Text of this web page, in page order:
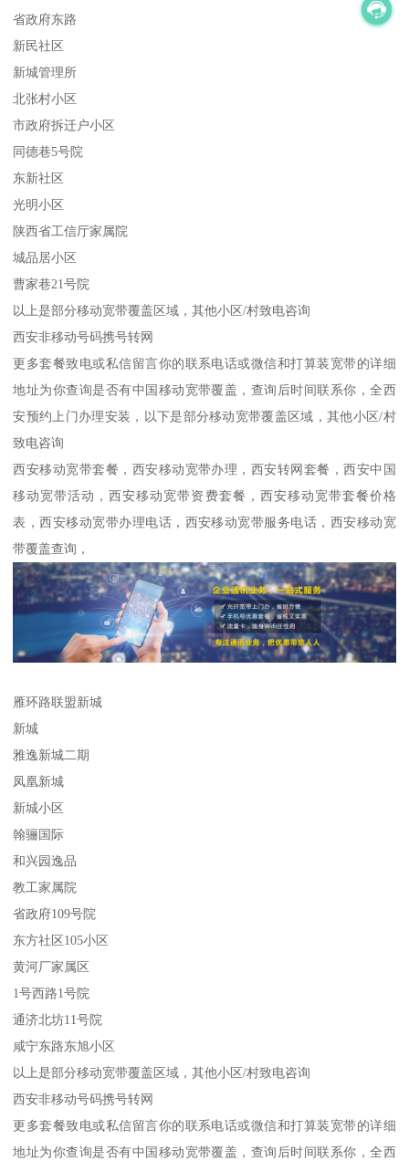
省政府东路
新民社区
新城管理所
北张村小区
市政府拆迁户小区
同德巷5号院
东新社区
光明小区
陕西省工信厅家属院
城品居小区
曹家巷21号院
以上是部分移动宽带覆盖区域，其他小区/村致电咨询
西安非移动号码携号转网
更多套餐致电或私信留言你的联系电话或微信和打算装宽带的详细
地址为你查询是否有中国移动宽带覆盖，查询后时间联系你，全西
安预约上门办理安装，以下是部分移动宽带覆盖区域，其他小区/村
致电咨询
西安移动宽带套餐，西安移动宽带办理，西安转网套餐，西安中国
移动宽带活动，西安移动宽带资费套餐，西安移动宽带套餐价格
表，西安移动宽带办理电话，西安移动宽带服务电话，西安移动宽
带覆盖查询，
雁环路联盟新城
新城
雅逸新城二期
凤凰新城
新城小区
翰骊国际
和兴园逸品
教工家属院
省政府109号院
东方社区105小区
黄河厂家属区
1号西路1号院
通济北坊11号院
咸宁东路东旭小区
以上是部分移动宽带覆盖区域，其他小区/村致电咨询
西安非移动号码携号转网
更多套餐致电或私信留言你的联系电话或微信和打算装宽带的详细
地址为你查询是否有中国移动宽带覆盖，查询后时间联系你，全西